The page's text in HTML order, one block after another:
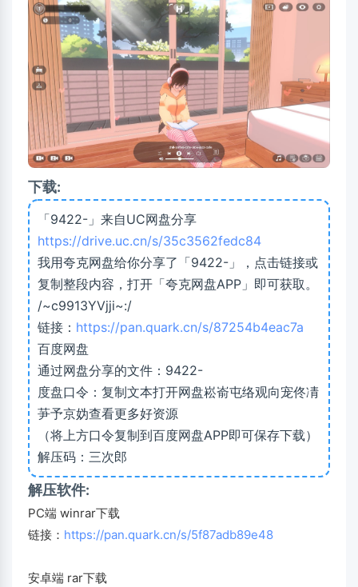
下载:
「9422-」来自UC网盘分享
https://drive.uc.cn/s/35c3562fedc84
我用夸克网盘给你分享了「9422-」，点击链接或
复制整段内容，打开「夸克网盘APP」即可获取。
/~c9913YVjji~:/
链接： https://pan.quark.cn/s/87254b4eac7a
百度网盘
通过网盘分享的文件：9422-
度盘口令：复制文本打开网盘崧嵛屯络观向宠佟凊
芛予京妫查看更多好资源
（将上方口令复制到百度网盘APP即可保存下载）
解压码：三次郎
解压软件:
PC端 winrar下载
链接： https://pan.quark.cn/s/5f87adb89e48
安卓端 rar下载